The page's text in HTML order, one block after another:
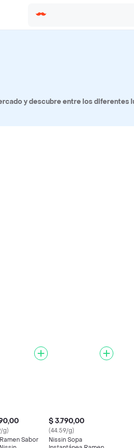
y descubre entre los
g)
Sabor
$ 3.790,00
(44.59/g)
Nissin Sopa